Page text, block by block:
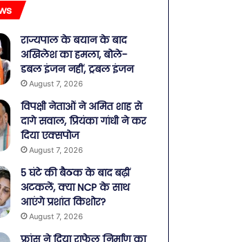
राज्यपाल के बयान के बाद
अखिलेश का हमला, बोले-
डबल इंजन नहीं, ट्रबल इंजन
August 7, 2026
विपक्षी नेताओं ने अमित शाह से
दागे सवाल, प्रियंका गांधी ने कर
दिया एक्सपोज
August 7, 2026
5 घंटे की बैठक के बाद बढ़ीं
अटकलें, क्या NCP के साथ
आएंगे प्रशांत किशोर?
August 7, 2026
फ्रांस ने दिया राफेल निर्माण का